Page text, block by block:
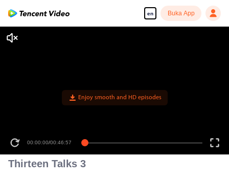
en Buka App
Enjoy smooth and HD episodes
00:00:00/00:46:57
Thirteen Talks 3